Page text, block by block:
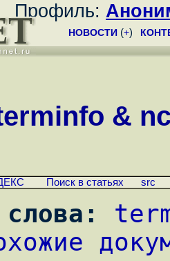
Профиль:
НОВОСТИ (+)
&
Поиск в статьях src